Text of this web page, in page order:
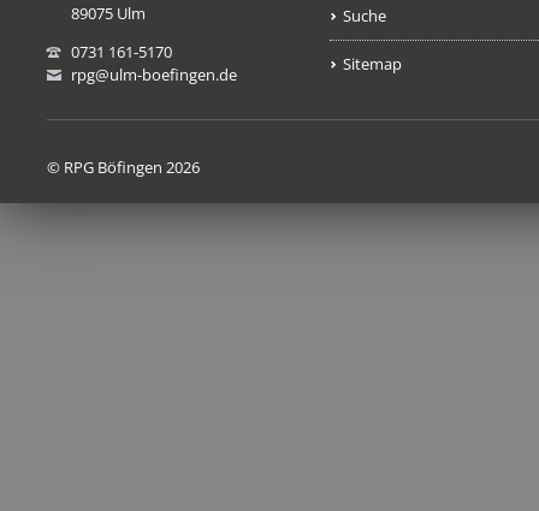
89075 Ulm
0731 161-5170
rpg@ulm-boefingen.de
Suche
Sitemap
© RPG Böfingen 2026